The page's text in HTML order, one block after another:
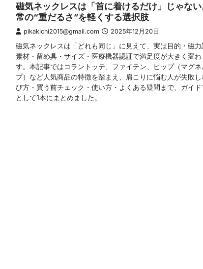
磁気ネックレスは「首に着けるだけ」じゃない
常の“重だるさ”を軽くする選択肢
pikakichi2015@gmail.com 2025年12月20日
磁気ネックレスは「どれも同じ」に見えて、実は目的・磁力
素材・留め具・サイズ・医療機器認証で満足度が大きく変わ
す。本記事ではコラントッテ、ファイテン、ピップ（マグネ
プ）など人気商品の特徴を踏まえ、肩こりに悩む人が失敗し
び方・買う前チェック・使い方・よくある疑問まで、ガイド
として1本にまとめました。